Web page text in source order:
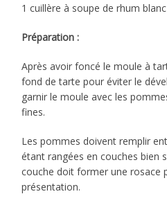
1 cuillère à soupe de rhum blanc
Préparation :
Après avoir foncé le moule à
fond de tarte pour éviter le
garnir le moule avec les
fines.
Les pommes doivent remplir
étant rangées en couches bien
couche doit former une rosace
présentation.